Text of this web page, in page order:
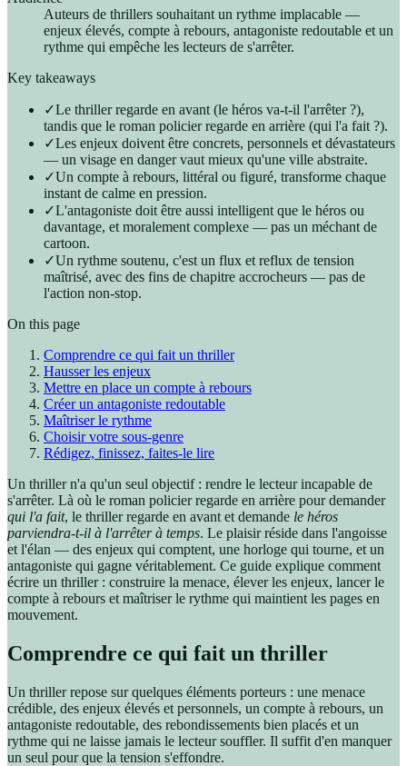
Auteurs de thrillers souhaitant un rythme implacable —
enjeux élevés, compte à rebours, antagoniste redoutable et un
rythme qui empêche les lecteurs de s'arrêter.
Key takeaways
✓Le thriller regarde en avant (le héros va-t-il l'arrêter ?),
tandis que le roman policier regarde en arrière (qui l'a fait ?).
✓Les enjeux doivent être concrets, personnels et dévastateurs
— un visage en danger vaut mieux qu'une ville abstraite.
✓Un compte à rebours, littéral ou figuré, transforme chaque
instant de calme en pression.
✓L'antagoniste doit être aussi intelligent que le héros ou
davantage, et moralement complexe — pas un méchant de
cartoon.
✓Un rythme soutenu, c'est un flux et reflux de tension
maîtrisé, avec des fins de chapitre accrocheurs — pas de
l'action non-stop.
On this page
Comprendre ce qui fait un thriller
Hausser les enjeux
Mettre en place un compte à rebours
Créer un antagoniste redoutable
Maîtriser le rythme
Choisir votre sous-genre
Rédigez, finissez, faites-le lire
Un thriller n'a qu'un seul objectif : rendre le lecteur incapable de
s'arrêter. Là où le roman policier regarde en arrière pour demander
qui l'a fait, le thriller regarde en avant et demande le héros
parviendra-t-il à l'arrêter à temps. Le plaisir réside dans l'angoisse
et l'élan — des enjeux qui comptent, une horloge qui tourne, et un
antagoniste qui gagne véritablement. Ce guide explique comment
écrire un thriller : construire la menace, élever les enjeux, lancer le
compte à rebours et maîtriser le rythme qui maintient les pages en
mouvement.
Comprendre ce qui fait un thriller
Un thriller repose sur quelques éléments porteurs : une menace
crédible, des enjeux élevés et personnels, un compte à rebours, un
antagoniste redoutable, des rebondissements bien placés et un
rythme qui ne laisse jamais le lecteur souffler. Il suffit d'en manquer
un seul pour que la tension s'effondre.